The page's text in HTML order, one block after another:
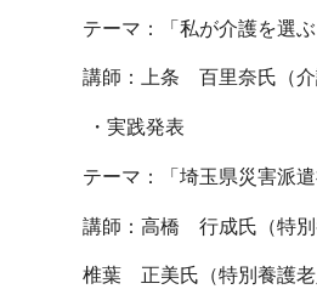
テーマ：「私が介護を選ぶ
講師：上条 百里奈氏（介
・実践発表
テーマ：「埼玉県災害派遣
講師：高橋 行成氏（特別
椎葉 正美氏（特別養護老